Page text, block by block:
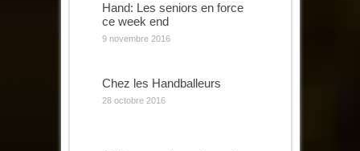
Hand: Les seniors en force
ce week end
9 novembre 2016
Chez les Handballeurs
28 octobre 2016